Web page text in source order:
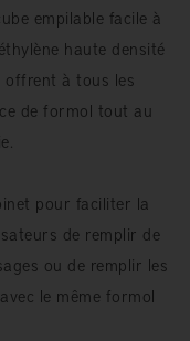
empilable facile à
haute densité
offrent à tous les
de formol tout au
pour faciliter la
de remplir de
ou de remplir les
le même formol